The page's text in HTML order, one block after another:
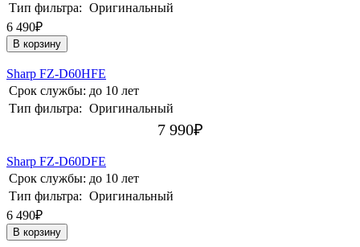
Тип фильтра: Оригинальный
6 490₽
В корзину
Sharp FZ-D60HFE
Срок службы: до 10 лет
Тип фильтра: Оригинальный
7 990₽
Sharp FZ-D60DFE
Срок службы: до 10 лет
Тип фильтра: Оригинальный
6 490₽
В корзину